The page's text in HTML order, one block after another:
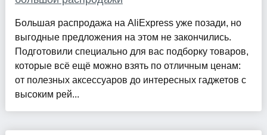
Большая распродажа на AliExpress уже позади, но
выгодные предложения на этом не закончились.
Подготовили специально для вас подборку товаров,
которые всё ещё можно взять по отличным ценам:
от полезных аксессуаров до интересных гаджетов с
высоким рей...